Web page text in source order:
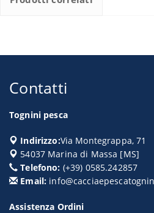
Contatti
Tognini pesca
Indirizzo:Via Montegrappa, 71
54037 Marina di Massa [MS]
Telefono: (+39) 0585.242857
Email:
Assistenza Ordini